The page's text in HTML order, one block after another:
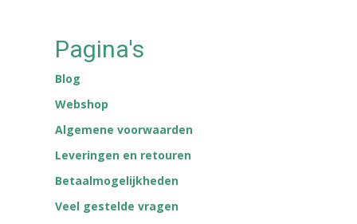
Pagina's
Blog
Webshop
Algemene voorwaarden
Leveringen en retouren
Betaalmogelijkheden
Veel gestelde vragen